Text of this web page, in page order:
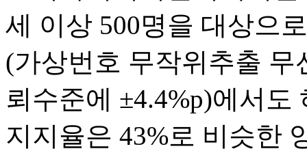
세 이상 500명을 대상으
(가상번호 무작위추출 무
뢰수준에 ±4.4%p)에서도
지지율은 43%로 비슷한